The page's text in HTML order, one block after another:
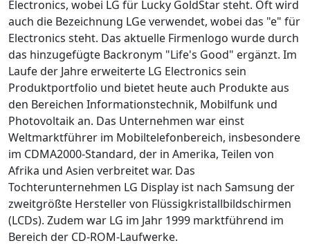
Electronics, wobei LG für Lucky GoldStar steht. Oft wird
auch die Bezeichnung LGe verwendet, wobei das "e" für
Electronics steht. Das aktuelle Firmenlogo wurde durch
das hinzugefügte Backronym "Life's Good" ergänzt. Im
Laufe der Jahre erweiterte LG Electronics sein
Produktportfolio und bietet heute auch Produkte aus
den Bereichen Informationstechnik, Mobilfunk und
Photovoltaik an. Das Unternehmen war einst
Weltmarktführer im Mobiltelefonbereich, insbesondere
im CDMA2000-Standard, der in Amerika, Teilen von
Afrika und Asien verbreitet war. Das
Tochterunternehmen LG Display ist nach Samsung der
zweitgrößte Hersteller von Flüssigkristallbildschirmen
(LCDs). Zudem war LG im Jahr 1999 marktführend im
Bereich der CD-ROM-Laufwerke.